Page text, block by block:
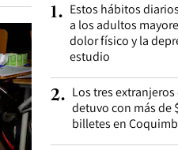
1. Estos hábitos
a los adultos
dolor físico y la
estudio
2. Los tres
detuvo con más de
billetes en